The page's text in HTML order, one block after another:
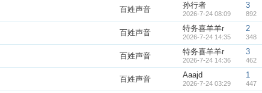
百姓声音 孙行者
2026-7-24 08:09
3
892
百姓声音 特务喜羊羊r
2026-7-24 14:35
2
348
百姓声音 特务喜羊羊r
2026-7-24 14:36
3
462
百姓声音 Aaajd
2026-7-24 03:29
1
447